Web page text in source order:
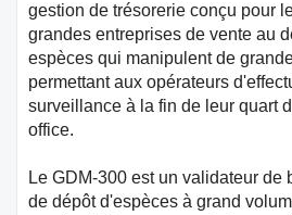
gestion de trésorerie conçu pour
grandes entreprises de vente au
espèces qui manipulent de
permettant aux opérateurs
surveillance à la fin de leur quart
office.
Le GDM-300 est un validateur de
de dépôt d'espèces à grand